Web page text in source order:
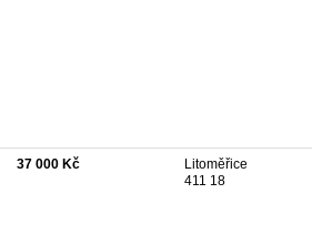
37 000 Kč
Litoměřice
411 18